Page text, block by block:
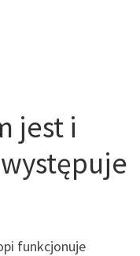
jest i
funkcjonuje